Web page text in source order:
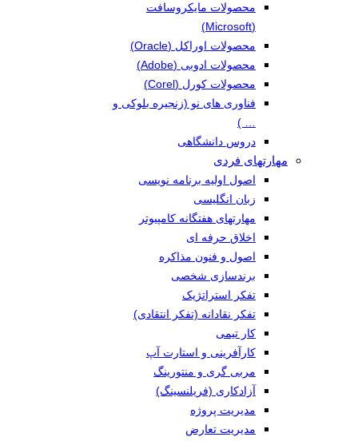
محصولات مایکروسافت
(Microsoft)
محصولات اوراکل (Oracle)
محصولات ادوبی (Adobe)
محصولات کورل (Corel)
فناوری های نو (زنجیره بلوکی و
… )
دروس دانشگاهی
مهارتهای فردی
اصول اولیه برنامه نویسی
زبان انگلیسی
مهارتهای هفتگانه کامپیوتر
اخلاق حرفه ای
اصول و فنون مذاکره
برندسازی شخصی
تفکر استراتژیک
تفکر نقادانه (تفکر انتقادی)
کار تیمی
کارآفرینی و استارت آپ
مربی گری و منتورینگ
آزادکاری (فریلنسینگ)
مدیریت پروژه
مدیریت تعارض